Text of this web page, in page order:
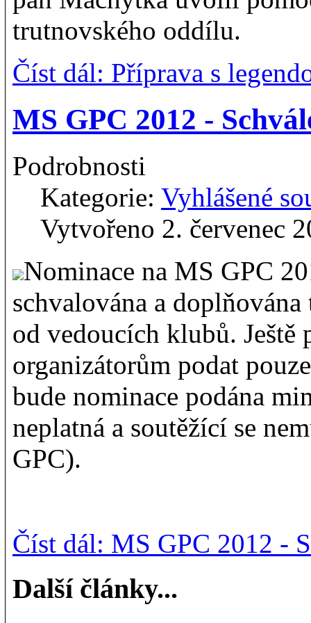
trutnovského oddílu.
Číst dál: Příprava s
MS GPC 2012 -
Podrobnosti
Kategorie: Vyhlášené
Vytvořeno 2. červenec
Nominace na MS GPC
schvalována a
od vedoucích klubů. Ještě
organizátorům podat
bude nominace podána
neplatná a soutěžící se
GPC).
Číst dál: MS GPC 2012 -
Další články...